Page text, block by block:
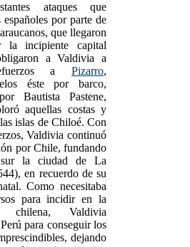
ataques que
por parte de
que llegaron
la incipiente capital
a Valdivia a
a Pizarro,
éste por barco,
Bautista Pastene,
aquellas costas y
islas de Chiloé. Con
Valdivia continuó
por Chile, fundando
la ciudad de La
en recuerdo de su
Como necesitaba
para incidir en la
chilena, Valdivia
para conseguir los
dejando